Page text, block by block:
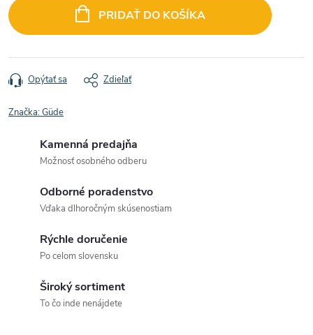
cena:
PRIDAŤ DO KOŠÍKA
Opýtať sa Zdieľať
Značka:Güde
Kamenná predajňa
Možnosť osobného odberu
Odborné poradenstvo
Vďaka dlhoročným skúsenostiam
Rýchle doručenie
Po celom slovensku
Široký sortiment
To čo inde nenájdete